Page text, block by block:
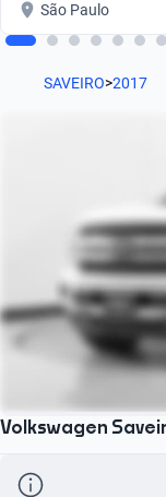
São Paulo
SAVEIRO>2017
Volkswagen